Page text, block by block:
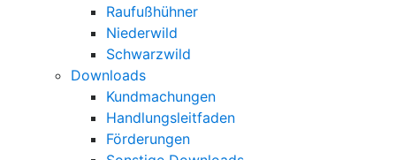
Raufußhühner
Niederwild
Schwarzwild
Downloads
Kundmachungen
Handlungsleitfaden
Förderungen